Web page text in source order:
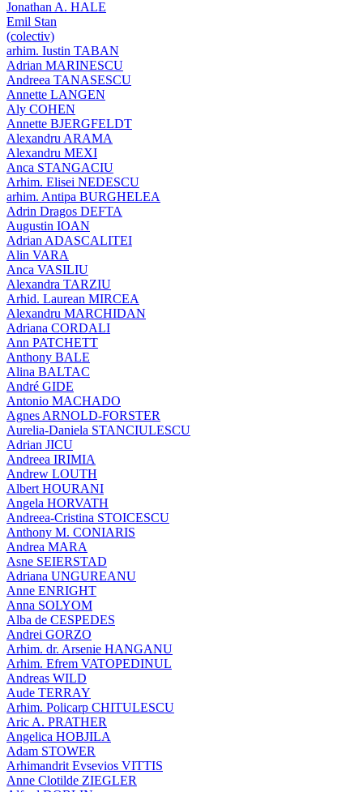
Jonathan A. HALE
Emil Stan
(colectiv)
arhim. Iustin TABAN
Adrian MARINESCU
Andreea TANASESCU
Annette LANGEN
Aly COHEN
Annette BJERGFELDT
Alexandru ARAMA
Alexandru MEXI
Anca STANGACIU
Arhim. Elisei NEDESCU
arhim. Antipa BURGHELEA
Adrin Dragos DEFTA
Augustin IOAN
Adrian ADASCALITEI
Alin VARA
Anca VASILIU
Alexandra TARZIU
Arhid. Laurean MIRCEA
Alexandru MARCHIDAN
Adriana CORDALI
Ann PATCHETT
Anthony BALE
Alina BALTAC
André GIDE
Antonio MACHADO
Agnes ARNOLD-FORSTER
Aurelia-Daniela STANCIULESCU
Adrian JICU
Andreea IRIMIA
Andrew LOUTH
Albert HOURANI
Angela HORVATH
Andreea-Cristina STOICESCU
Anthony M. CONIARIS
Andrea MARA
Asne SEIERSTAD
Adriana UNGUREANU
Anne ENRIGHT
Anna SOLYOM
Alba de CESPEDES
Andrei GORZO
Arhim. dr. Arsenie HANGANU
Arhim. Efrem VATOPEDINUL
Andreas WILD
Aude TERRAY
Arhim. Policarp CHITULESCU
Aric A. PRATHER
Angelica HOBJILA
Adam STOWER
Arhimandrit Evsevios VITTIS
Anne Clotilde ZIEGLER